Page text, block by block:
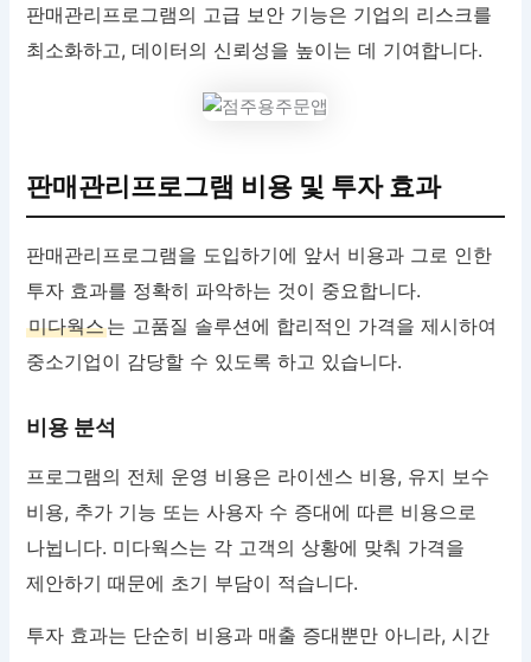
판매관리프로그램의 고급 보안 기능은 기업의 리스크를
최소화하고, 데이터의 신뢰성을 높이는 데 기여합니다.
판매관리프로그램 비용 및 투자 효과
판매관리프로그램을 도입하기에 앞서 비용과 그로 인한
투자 효과를 정확히 파악하는 것이 중요합니다.
미다웍스는 고품질 솔루션에 합리적인 가격을 제시하여
중소기업이 감당할 수 있도록 하고 있습니다.
비용 분석
프로그램의 전체 운영 비용은 라이센스 비용, 유지 보수
비용, 추가 기능 또는 사용자 수 증대에 따른 비용으로
나뉩니다. 미다웍스는 각 고객의 상황에 맞춰 가격을
제안하기 때문에 초기 부담이 적습니다.
투자 효과는 단순히 비용과 매출 증대뿐만 아니라, 시간